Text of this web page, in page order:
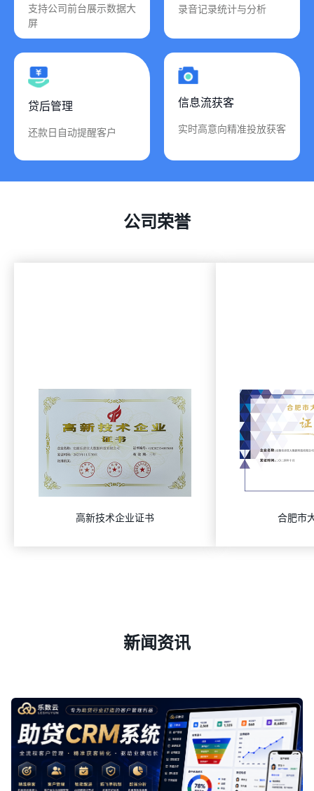
支持公司前台展示数据大
屏
录音记录统计与分析
贷后管理
还款日自动提醒客户
信息流获客
实时高意向精准投放获客
公司荣誉
高新技术企业证书 合肥市
新闻资讯